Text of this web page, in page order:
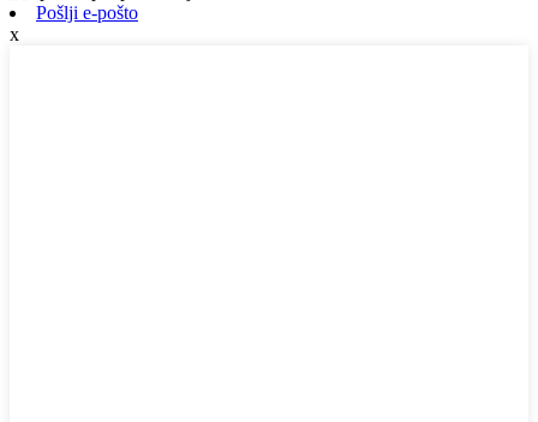
Pošlji e-pošto
x